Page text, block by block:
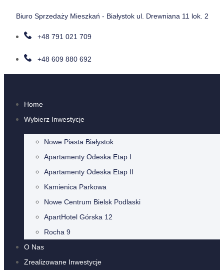
Biuro Sprzedaży Mieszkań - Białystok ul. Drewniana 11 lok. 2
+48 791 021 709
+48 609 880 692
Home
Wybierz Inwestycje
Nowe Piasta Białystok
Apartamenty Odeska Etap I
Apartamenty Odeska Etap II
Kamienica Parkowa
Nowe Centrum Bielsk Podlaski
ApartHotel Górska 12
Rocha 9
O Nas
Zrealizowane Inwestycje